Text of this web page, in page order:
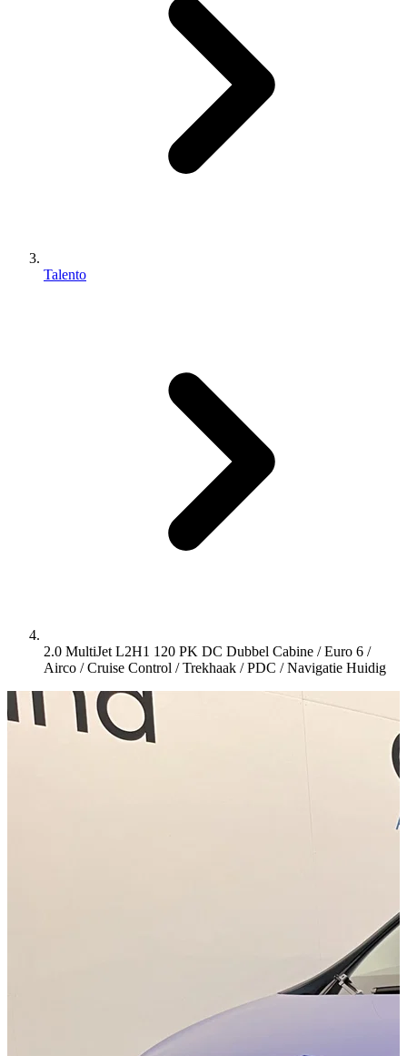
Talento
2.0 MultiJet L2H1 120 PK DC Dubbel Cabine / Euro 6 /
Airco / Cruise Control / Trekhaak / PDC / Navigatie Huidig